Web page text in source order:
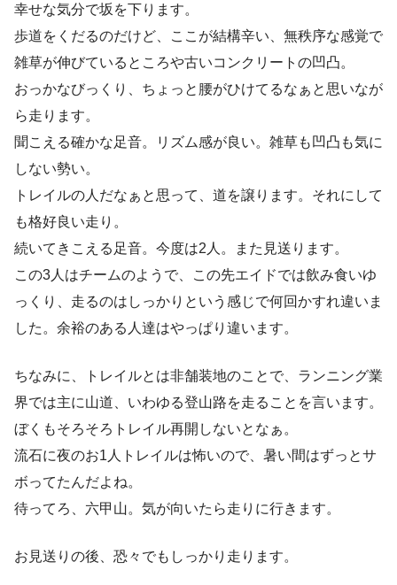
幸せな気分で坂を下ります。
歩道をくだるのだけど、ここが結構辛い、無秩序な感覚で
雑草が伸びているところや古いコンクリートの凹凸。
おっかなびっくり、ちょっと腰がひけてるなぁと思いなが
ら走ります。
聞こえる確かな足音。リズム感が良い。雑草も凹凸も気に
しない勢い。
トレイルの人だなぁと思って、道を譲ります。それにして
も格好良い走り。
続いてきこえる足音。今度は2人。また見送ります。
この3人はチームのようで、この先エイドでは飲み食いゆ
っくり、走るのはしっかりという感じで何回かすれ違いま
した。余裕のある人達はやっぱり違います。
ちなみに、トレイルとは非舗装地のことで、ランニング業
界では主に山道、いわゆる登山路を走ることを言います。
ぼくもそろそろトレイル再開しないとなぁ。
流石に夜のお1人トレイルは怖いので、暑い間はずっとサ
ボってたんだよね。
待ってろ、六甲山。気が向いたら走りに行きます。
お見送りの後、恐々でもしっかり走ります。